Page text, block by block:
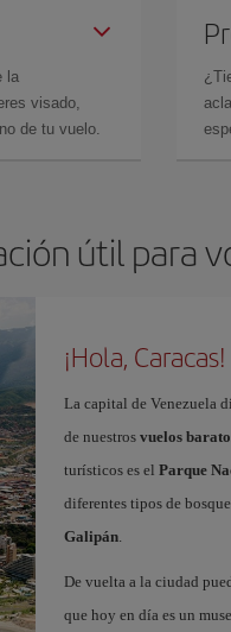
la
visado,
de tu vuelo.
útil para
¡Hola, Caracas!
La capital de Venezuela
de nuestros vuelos
turísticos es el Parque
diferentes tipos de
Galipán.
De vuelta a la ciudad
que hoy en día es un